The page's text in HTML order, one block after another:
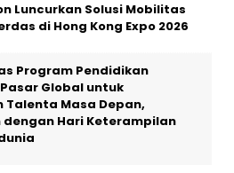
Luncurkan Solusi Mobilitas
di Hong Kong Expo 2026
Program Pendidikan
Global untuk
Talenta Masa Depan,
Hari Keterampilan